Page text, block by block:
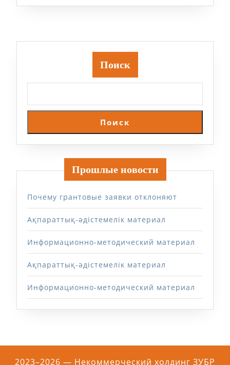
Поиск
Поиск
Прошлые новости
Почему грантовые заявки отклоняют
Ақпараттық-әдістемелік материал
Информационно-методический материал
Ақпараттық-әдістемелік материал
Информационно-методический материал
2023–2026 — Некоммерческий холдинг ЗУБР